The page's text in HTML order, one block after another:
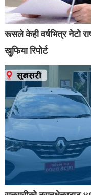
रूसले केही वर्षभित्र नेटो
खुफिया रिपोर्ट